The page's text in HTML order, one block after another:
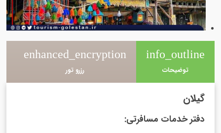
info_outline
توضیحات
enhanced_encryption
رزرو تور
گیلان
دفتر خدمات مسافرتی: